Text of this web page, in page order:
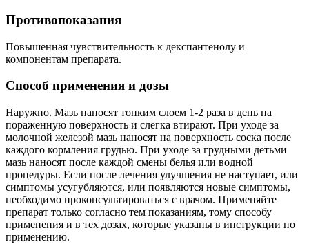
Противопоказания
Повышенная чувствительность к декспантенолу и
компонентам препарата.
Способ применения и дозы
Наружно. Мазь наносят тонким слоем 1-2 раза в день на
пораженную поверхность и слегка втирают. При уходе за
молочной железой мазь наносят на поверхность соска после
каждого кормления грудью. При уходе за грудными детьми
мазь наносят после каждой смены белья или водной
процедуры. Если после лечения улучшения не наступает, или
симптомы усугубляются, или появляются новые симптомы,
необходимо проконсультироваться с врачом. Применяйте
препарат только согласно тем показаниям, тому способу
применения и в тех дозах, которые указаны в инструкции по
применению.